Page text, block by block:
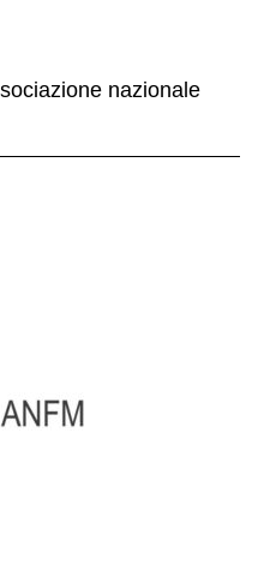
nazionale